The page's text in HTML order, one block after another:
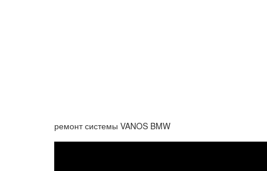
ремонт системы VANOS BMW